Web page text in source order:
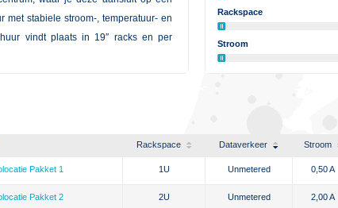
met stabiele stroom-, temperatuur- en
vindt plaats in 19″ racks en per
Rackspace
Stroom
Rackspace Dataverkeer Stroom
Pakket 1 1U Unmetered 0,50 A
Pakket 2 2U Unmetered 2,00 A